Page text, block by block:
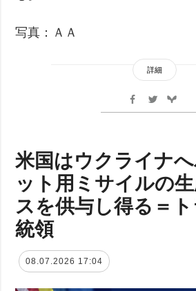
写真：ＡＡ
詳細
米国はウクライナ
ット用ミサイルの
スを供与し得る＝
統領
08.07.2026 17:04